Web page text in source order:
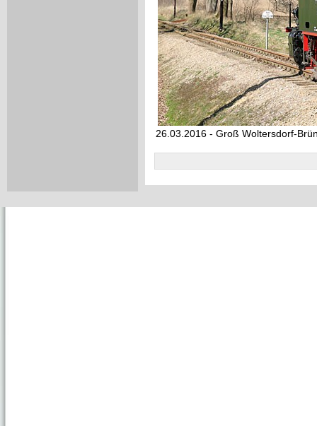
26.03.2016 - Groß Woltersdorf-